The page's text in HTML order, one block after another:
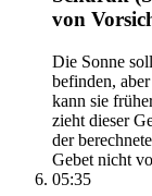
von
Die Sonne
befinden,
kann sie
zieht dieser
der
Gebet nicht
05:35